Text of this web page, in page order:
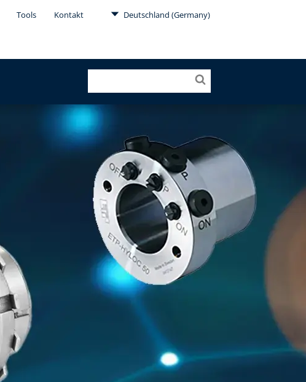
Tools Kontakt Deutschland (Germany)